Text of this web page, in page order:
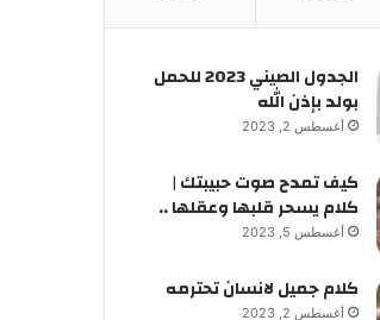
الجدول الصيني 2023 للحمل
بولد بإذن الله
أغسطس 2, 2023
كيف تمدح صوت حبيبتك |
كلام يسحر قلبها وعقلها ..
أغسطس 5, 2023
كلام جميل لانسان تحترمه
أغسطس 2, 2023